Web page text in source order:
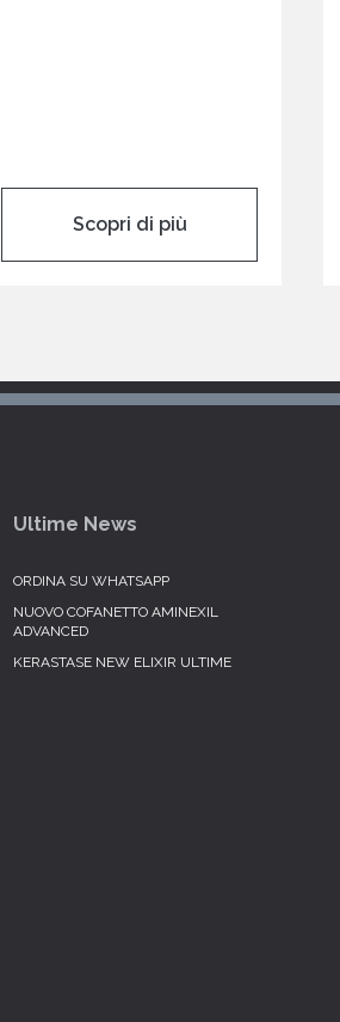
Scopri di più
Ultime News
ORDINA SU WHATSAPP
NUOVO COFANETTO AMINEXIL
ADVANCED
KERASTASE NEW ELIXIR ULTIME